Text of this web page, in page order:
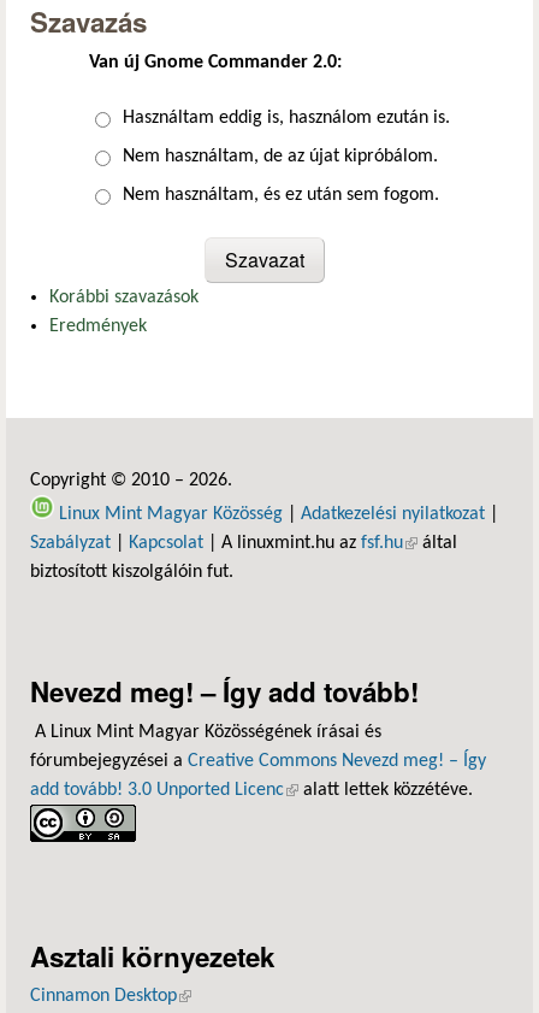
Szavazás
Van új Gnome Commander 2.0:
Választások
Használtam eddig is, használom ezután is.
Nem használtam, de az újat kipróbálom.
Nem használtam, és ez után sem fogom.
Korábbi szavazások
Eredmények
Copyright © 2010 – 2026.
Linux Mint Magyar Közösség
Adatkezelési nyilatkozat
Szabályzat
Kapcsolat | A linuxmint.hu az fsf.hu(külső hivatkozás)
által
biztosított kiszolgálóin fut.
Nevezd meg! – Így add tovább!
A Linux Mint Magyar Közösségének írásai és
fórumbejegyzései a Creative Commons Nevezd meg! – Így
add tovább! 3.0 Unported Licenc(külső hivatkozás)
alatt lettek közzétéve.
Asztali környezetek
Cinnamon Desktop(külső hivatkozás)